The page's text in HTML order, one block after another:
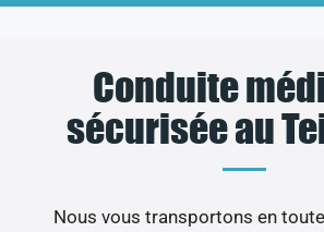
Conduite
sécurisée au
Nous vous transportons en